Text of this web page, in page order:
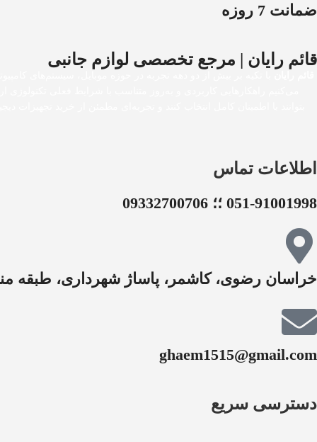
ضمانت 7 روزه
قائم رایان | مرجع تخصصی لوازم جانبی
اطلاعات تماس
051-91001998 ؛؛ 09332700706
خراسان رضوی، کاشمر، پاساژ شهرداری، طبقه
ghaem1515@gmail.com
دسترسی سریع